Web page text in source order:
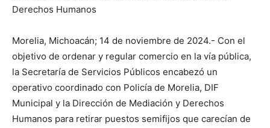
Derechos Humanos
Morelia, Michoacán; 14 de noviembre de 2024.- Con el
objetivo de ordenar y regular comercio en la vía pública,
la Secretaría de Servicios Públicos encabezó un
operativo coordinado con Policía de Morelia, DIF
Municipal y la Dirección de Mediación y Derechos
Humanos para retirar puestos semifijos que carecían de